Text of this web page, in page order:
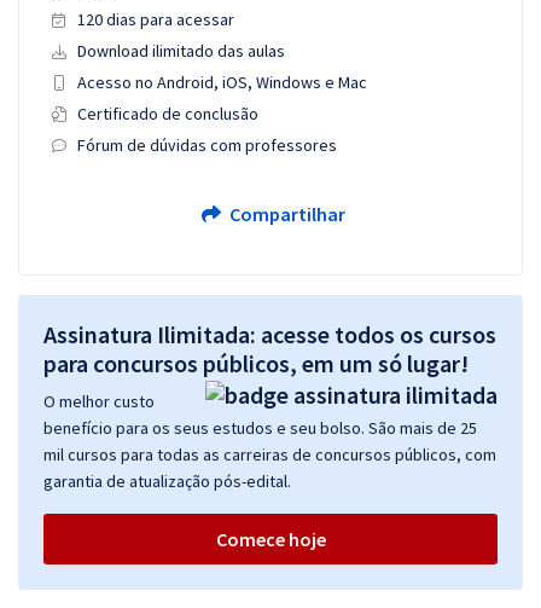
120 dias para acessar
Download ilimitado das aulas
Acesso no Android, iOS, Windows e Mac
Certificado de conclusão
Fórum de dúvidas com professores
Compartilhar
Assinatura Ilimitada: acesse todos os cursos
para concursos públicos, em um só lugar!
O melhor custo
benefício para os seus estudos e seu bolso. São mais de 25
mil cursos para todas as carreiras de concursos públicos, com
garantia de atualização pós-edital.
Comece hoje